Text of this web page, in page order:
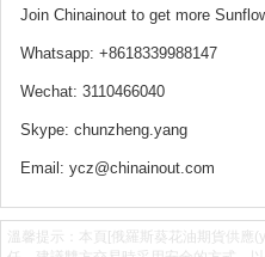
Join Chinainout to get more
Whatsapp: +8618339988147
Wechat: 3110466040
Skype: chunzheng.yang
Email: ycz@chinainout.com
溫馨提示：本頁[俄羅斯葵花油期貨供應